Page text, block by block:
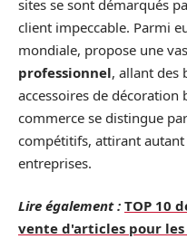
sites se sont démarqués
client impeccable. Parmi
mondiale, propose une
professionnel, allant des
accessoires de décoration
commerce se distingue
compétitifs, attirant
entreprises.
Lire également : TOP 10
vente d'articles pour les